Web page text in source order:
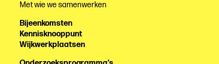
Met wie we samenwerken
Bijeenkomsten
Kennisknooppunt
Wijkwerkplaatsen